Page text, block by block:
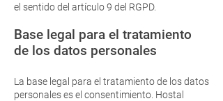
el sentido del artículo 9 del RGPD.
Base legal para el tratamiento
de los datos personales
La base legal para el tratamiento de los datos
personales es el consentimiento. Hostal